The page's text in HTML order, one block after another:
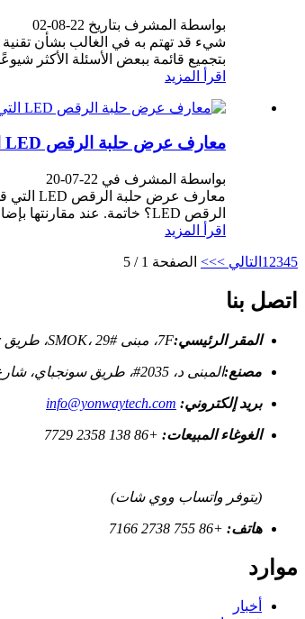
بواسطة المشرف بتاريخ 22-08-02
بتجميع قائمة ببعض الأسئلة الأكثر
اقرأ المزيد
معارف عرض حلبة الرقص LED التي قد تهمك.
بواسطة المشرف في 22-07-20
الرقص LED؟ خاتمة. عند مقارنتها بإضاءة عصر الديسكو السابقة، فإن حلبة الرقص LED هي بالتأكيد ...
اقرأ المزيد
1 2345 التالي >>> الصفحة 1 / 5
اتصل بنا
المقر الرئيسي:7F، مبنى SMOK، 29#، طريق Guangyuaner، شارع Fenghuang، حي Guang'ming، شنتشن، قوانغدونغ، الصين
مصنع:المبنى د، 2035#، طريق سونجباي، شارع شيان، حي باوان، شنتشن، قوانغدونغ، الصين
بريد إلكتروني: info@yonwaytech.com
الغوغاء المبيعات: +86 138 2358 7729
(يتوفر واتساب ووي شات)
هاتف: +86 755 2738 7166
موارد
أخبار